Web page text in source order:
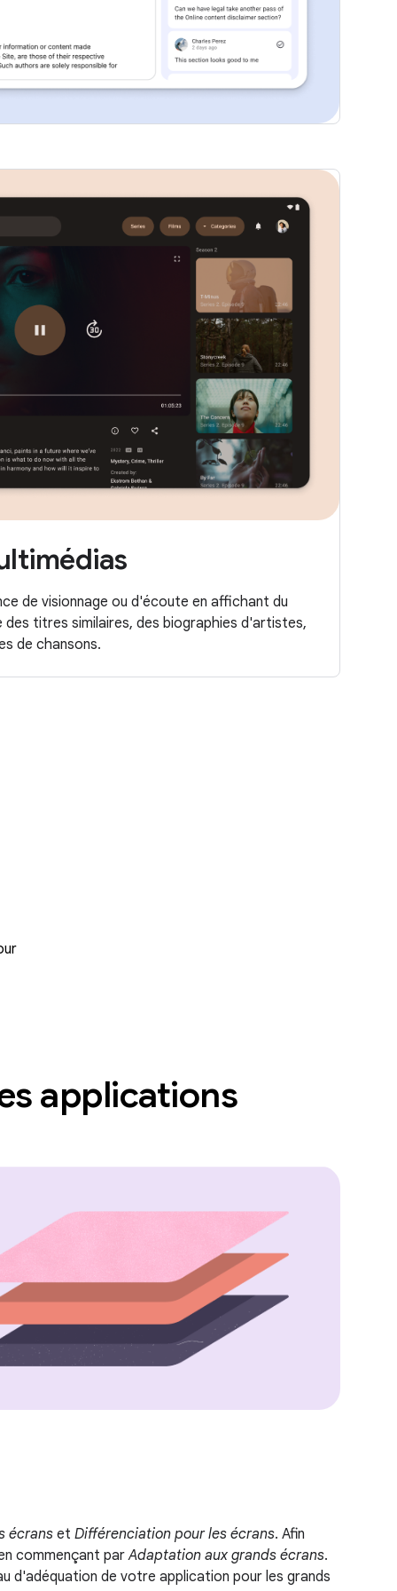
de visionnage ou d'écoute en affichant du
des titres similaires, des biographies d'artistes,
de chansons.
applications
écrans et Différenciation pour les écrans. Afin
commençant parAdaptation aux grands écrans.
d'adéquation de votre application pour les grands